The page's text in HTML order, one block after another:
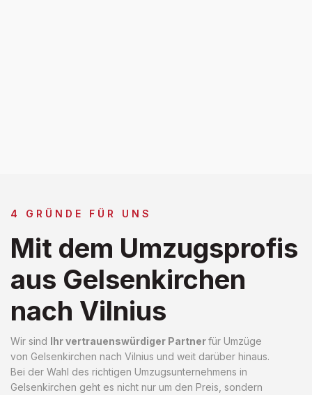
4 GRÜNDE FÜR UNS
Mit dem Umzugsprofis
aus Gelsenkirchen
nach Vilnius
Wir sind Ihr vertrauenswürdiger Partnerfür Umzüge
von Gelsenkirchen nach Vilnius und weit darüber hinaus.
Bei der Wahl des richtigen Umzugsunternehmens in
Gelsenkirchen geht es nicht nur um den Preis, sondern